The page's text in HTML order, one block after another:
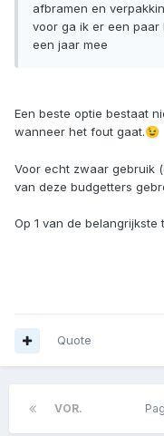
afbramen en
voor ga ik er een paar
een jaar mee
Een beste optie bestaat
wanneer het fout gaat.😉
Voor echt zwaar gebruik
van deze budgetters
Op 1 van de belangrijkste
Quote
VOR.